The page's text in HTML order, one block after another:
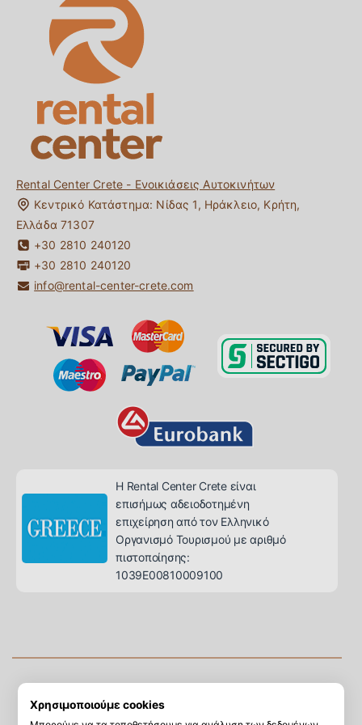
Ενοικίαση Ηλεκτρικού Αυτοκινήτου στην Κρήτη
Ενοικίαση Αυτοκινήτου χωρίς Πιστωτική στην Κρήτη
Ενοικίαση Αυτοκινήτου για κάτω των 25 ετών στην Κρήτη
Ενοικίαση Αυτοκινήτου One-way στην Κρήτη
Ταξιδιωτικός Οδηγός Κρήτης
Σχετικά με εμάς
Συχνές Ερωτήσεις
Επικοινωνία
Διαχείρηση Κράτησης
Rental Center Crete - Ενοικιάσεις Αυτοκινήτων
Κεντρικό Κατάστημα: Νίδας 1, Ηράκλειο, Κρήτη,
Ελλάδα 71307
+30 2810 240120
+30 2810 240120
info@rental-center-crete.com
Η Rental Center Crete είναι
επισήμως αδειοδοτημένη
επιχείρηση από τον Ελληνικό
Οργανισμό Τουρισμού με αριθμό
πιστοποίησης:
1039E00810009100
Rental Center Crete © Με επιφύλαξη παντός δικαιώματος.
Χρησιμοποιούμε cookies